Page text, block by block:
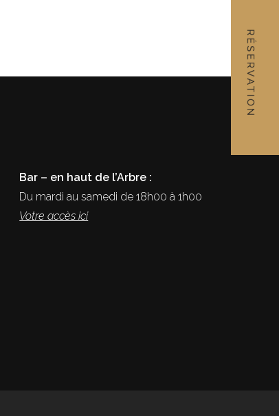
RÉSERVATION
Bar – en haut de l’Arbre :
Du mardi au samedi de 18h00 à 1h00
Votre accès ici